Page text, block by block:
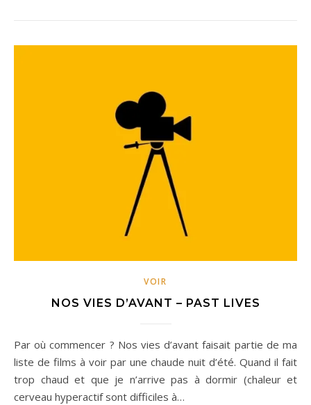
VOIR
NOS VIES D’AVANT – PAST LIVES
Par où commencer ? Nos vies d’avant faisait partie de ma
liste de films à voir par une chaude nuit d’été. Quand il fait
trop chaud et que je n’arrive pas à dormir (chaleur et
cerveau hyperactif sont difficiles à…